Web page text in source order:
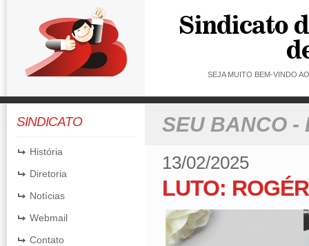
SEJA MUITO BEM-VINDO
SINDICATO
História
Diretoria
Notícias
Webmail
Contato
SEU BANCO -
13/02/2025
LUTO: